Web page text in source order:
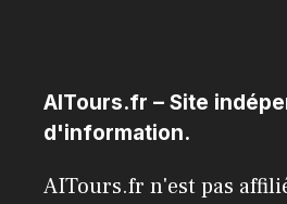
AITours.fr – Site
d'information.
AITours.fr n'est pas